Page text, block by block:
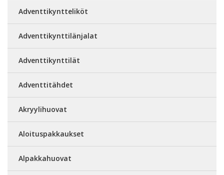
Adventtikyntteliköt
Adventtikynttilänjalat
Adventtikynttilät
Adventtitähdet
Akryylihuovat
Aloituspakkaukset
Alpakkahuovat